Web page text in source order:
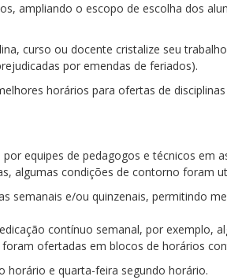
ampliando o escopo de escolha dos
curso ou docente cristalize seu
por emendas de feriados).
horários para ofertas de
equipes de pedagogos e técnicos em
algumas condições de contorno foram
semanais e/ou quinzenais, permitindo
contínuo semanal, por exemplo,
ofertadas em blocos de horários
horário e quarta-feira segundo horário.